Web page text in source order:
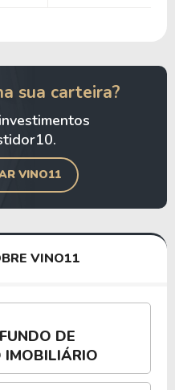
sua carteira?
VINO11
VINO11
DE
IMOBILIÁRIO